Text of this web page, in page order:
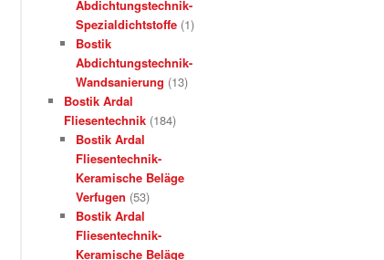
Abdichtungstechnik-
Spezialdichtstoffe (1)
Bostik
Abdichtungstechnik-
Wandsanierung (13)
Bostik Ardal
Fliesentechnik (184)
Bostik Ardal
Fliesentechnik-
Keramische Beläge
Verfugen (53)
Bostik Ardal
Fliesentechnik-
Keramische Beläge